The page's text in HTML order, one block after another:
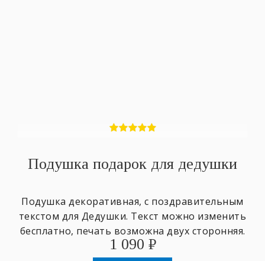
Подушка подарок для дедушки
Подушка декоративная, с поздравительным
текстом для Дедушки. Текст можно изменить
бесплатно, печать возможна двух сторонняя.
1 090 ₽